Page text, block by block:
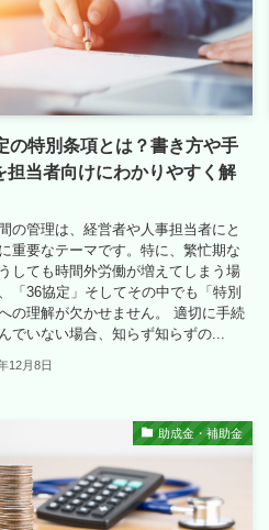
の特別条項とは？書き方や手
担当者向けにわかりやすく解
の管理は、経営者や人事担当者にと
重要なテーマです。特に、繁忙期な
しても時間外労働が増えてしまう場
「36協定」そしてその中でも「特別
の理解が欠かせません。 適切に手続
でいない場合、知らず知らずの...
12月8日
助成金・補助金